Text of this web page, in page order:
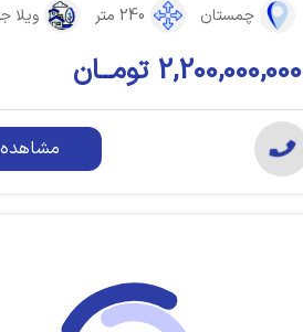
چمستان 240 متر ویلا
2,200,000,000 تومــان
مشاهده